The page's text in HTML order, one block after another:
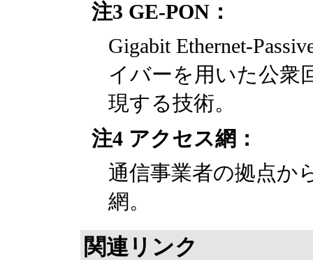
注3 GE-PON：
Gigabit Ethernet-
イバーを用いた公衆
現する技術。
注4 アクセス網：
通信事業者の拠点か
網。
関連リンク